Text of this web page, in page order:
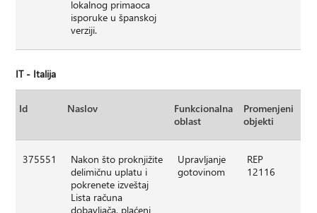
lokalnog primaoca
isporuke u španskoj
verziji.
IT - Italija
Id Naslov
Funkcionalna
oblast
Promenjeni
objekti
375551
Nakon što proknjižite
delimičnu uplatu i
pokrenete izveštaj
Lista računa
dobavljača, plaćeni
Upravljanje
gotovinom
REP
12116